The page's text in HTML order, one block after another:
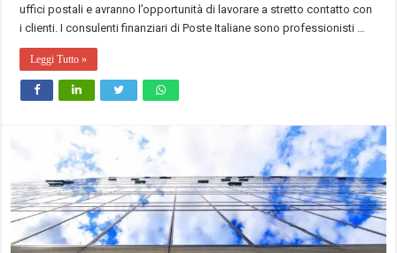
uffici postali e avranno l’opportunità di lavorare a stretto contatto con
i clienti. I consulenti finanziari di Poste Italiane sono professionisti …
Leggi Tutto »